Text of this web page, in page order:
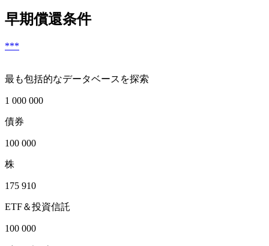
早期償還条件
***
最も包括的なデータベースを探索
1 000 000
債券
100 000
株
175 910
ETF＆投資信託
100 000